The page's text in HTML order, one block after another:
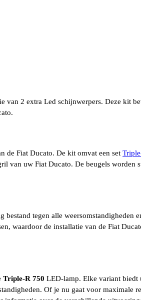
van 2 extra Led schijnwerpers. Deze kit
de Fiat Ducato. De kit omvat een set
van uw Fiat Ducato. De beugels worden
tegen alle weersomstandigheden
waardoor de installatie van de Fiat
Triple-R 750 LED-lamp. Elke variant biedt
Of je nu gaat voor maximale